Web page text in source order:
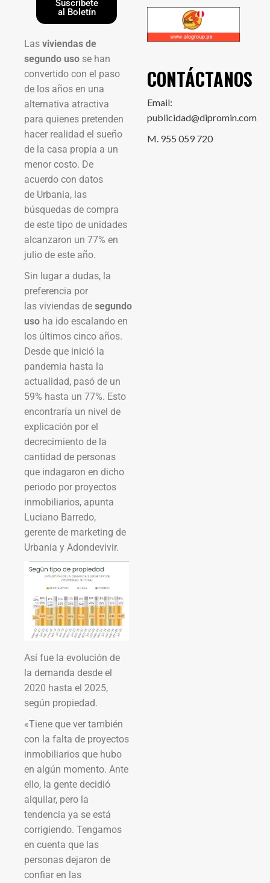
Suscríbete
al Boletín
Las viviendas de
segundo uso se han
convertido con el paso
de los años en una
alternativa atractiva
para quienes pretenden
hacer realidad el sueño
de la casa propia a un
menor costo. De
acuerdo con datos
de Urbania, las
búsquedas de compra
de este tipo de unidades
alcanzaron un 77% en
julio de este año.
Sin lugar a dudas, la
preferencia por
las viviendas de segundo
uso ha ido escalando en
los últimos cinco años.
Desde que inició la
pandemia hasta la
actualidad, pasó de un
59% hasta un 77%. Esto
encontraría un nivel de
explicación por el
decrecimiento de la
cantidad de personas
que indagaron en dicho
periodo por proyectos
inmobiliarios, apunta
Luciano Barredo,
gerente de marketing de
Urbania y Adondevivir.
Así fue la evolución de
la demanda desde el
2020 hasta el 2025,
según propiedad.
«Tiene que ver también
con la falta de proyectos
inmobiliarios que hubo
en algún momento. Ante
ello, la gente decidió
alquilar, pero la
tendencia ya se está
corrigiendo. Tengamos
en cuenta que las
personas dejaron de
confiar en las
CONTÁCTANOS
Email:
publicidad@dipromin.com
M. 955 059 720